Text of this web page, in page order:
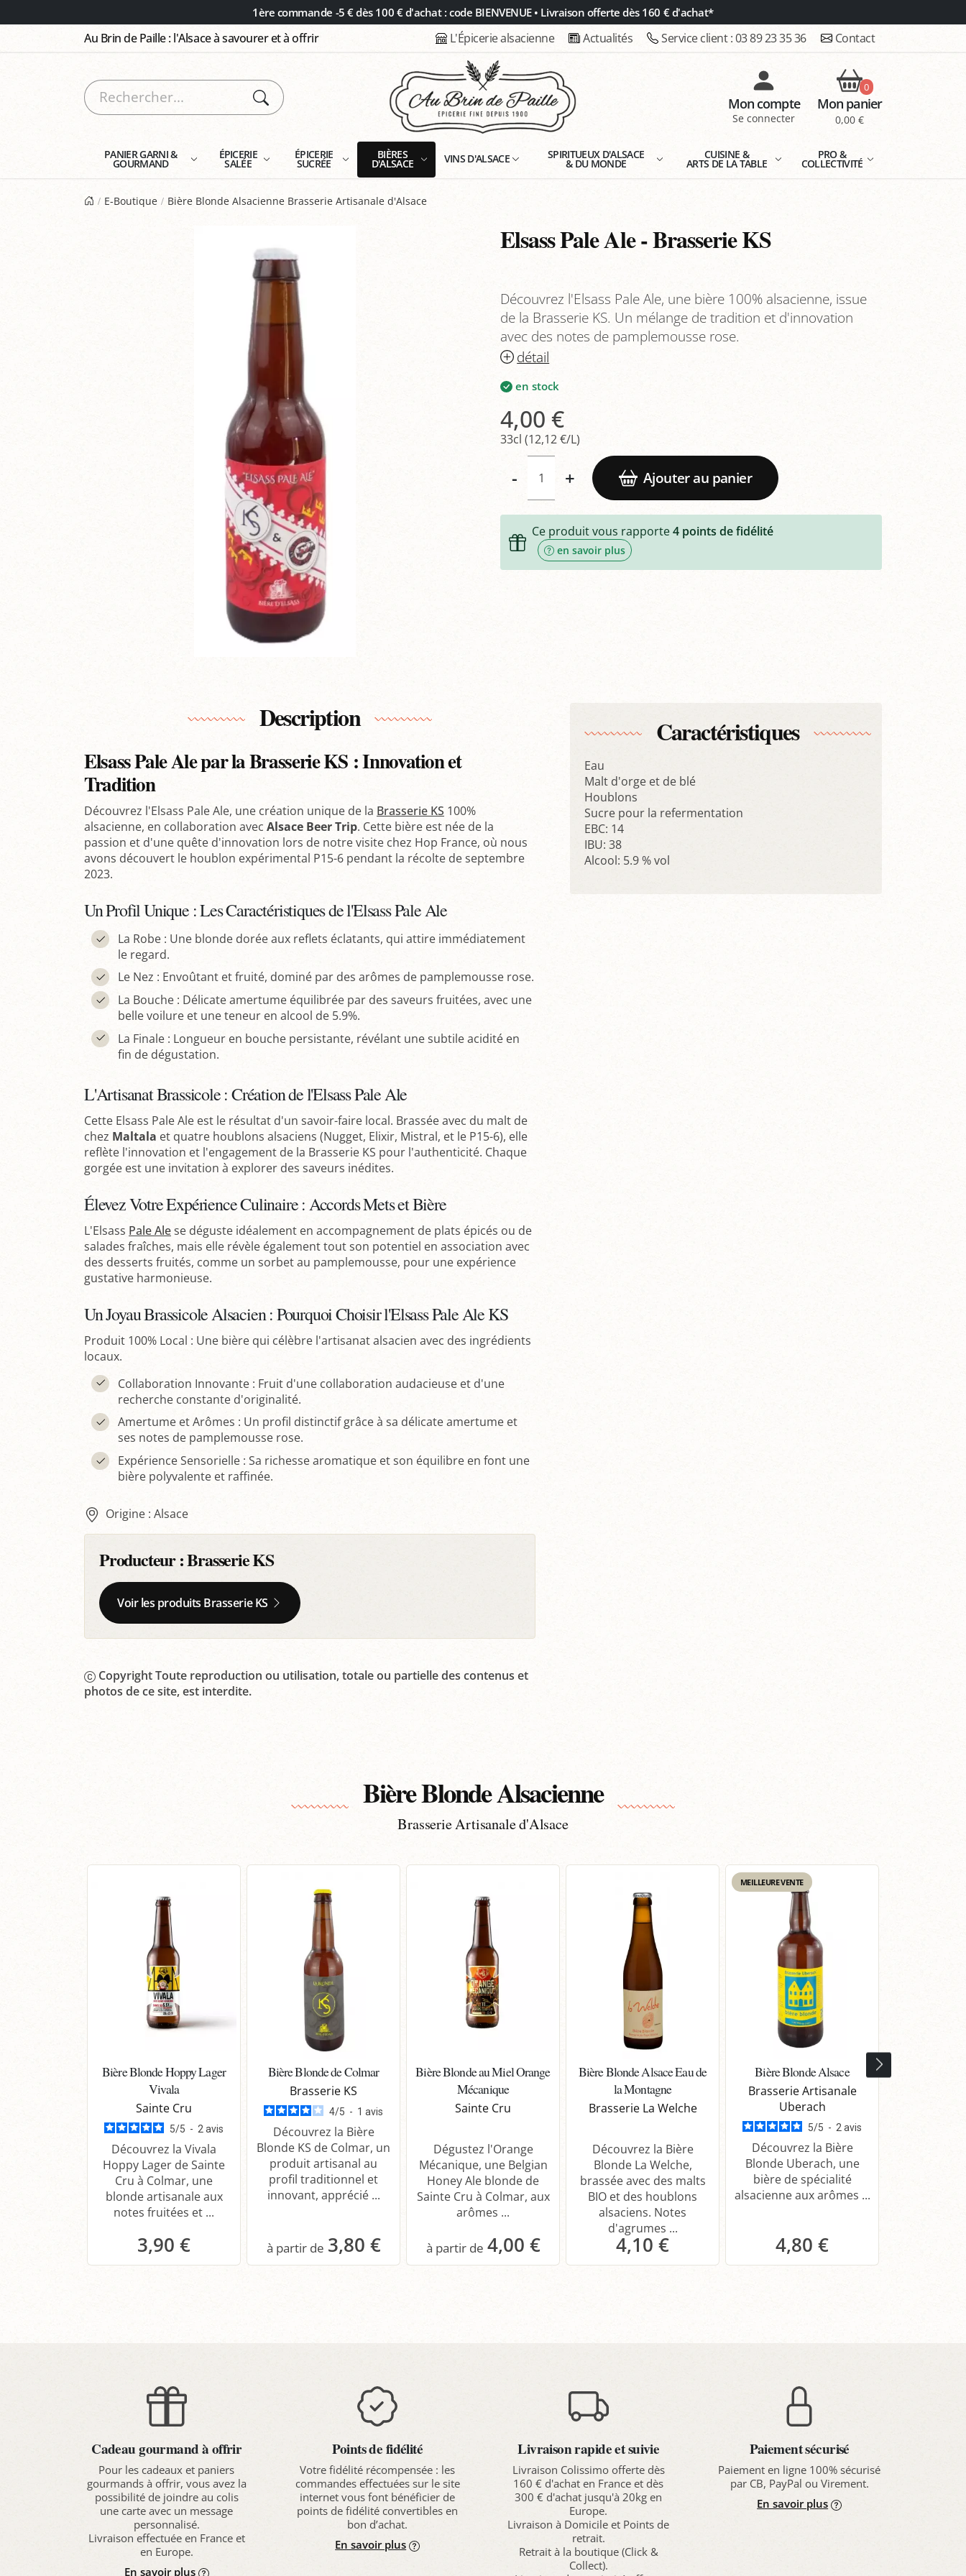
1ère commande -5 € dès 100 € d'achat : code BIENVENUE • Livraison offerte dès 160 € d'achat*
Au Brin de Paille : l'Alsace à savourer et à offrir L'Épicerie alsacienne Actualités Service client :03 89 23 35 36 Contact
Mon compte
Se connecter
0
Mon panier
0,00 €
PANIER GARNI &
GOURMAND
ÉPICERIE
SALÉE
ÉPICERIE
SUCRÉE
BIÈRES
D'ALSACE VINS D'ALSACE SPIRITUEUX D'ALSACE
& DU MONDE
CUISINE &
ARTS DE LA TABLE
PRO &
COLLECTIVITÉ
E-Boutique Bière Blonde Alsacienne Brasserie Artisanale d'Alsace
Elsass Pale Ale - Brasserie KS
Découvrez l'Elsass Pale Ale, une bière 100% alsacienne, issue
de la Brasserie KS. Un mélange de tradition et d'innovation
avec des notes de pamplemousse rose.
détail
en stock
4,00 €
33cl (12,12 €/L)
- + Ajouter au panier
Ce produit vous rapporte4points de fidélité
en savoir plus
Description
Elsass Pale Ale par la Brasserie KS : Innovation et
Tradition
Découvrez l'Elsass Pale Ale, une création unique de la Brasserie KS 100%
alsacienne, en collaboration avec Alsace Beer Trip. Cette bière est née de la
passion et d'une quête d'innovation lors de notre visite chez Hop France, où nous
avons découvert le houblon expérimental P15-6 pendant la récolte de septembre
2023.
Un Profil Unique : Les Caractéristiques de l'Elsass Pale Ale
La Robe : Une blonde dorée aux reflets éclatants, qui attire immédiatement
le regard.
Le Nez : Envoûtant et fruité, dominé par des arômes de pamplemousse rose.
La Bouche : Délicate amertume équilibrée par des saveurs fruitées, avec une
belle voilure et une teneur en alcool de 5.9%.
La Finale : Longueur en bouche persistante, révélant une subtile acidité en
fin de dégustation.
L'Artisanat Brassicole : Création de l'Elsass Pale Ale
Cette Elsass Pale Ale est le résultat d'un savoir-faire local. Brassée avec du malt de
chez Maltala et quatre houblons alsaciens (Nugget, Elixir, Mistral, et le P15-6), elle
reflète l'innovation et l'engagement de la Brasserie KS pour l'authenticité. Chaque
gorgée est une invitation à explorer des saveurs inédites.
Élevez Votre Expérience Culinaire : Accords Mets et Bière
L'Elsass Pale Alese déguste idéalement en accompagnement de plats épicés ou de
salades fraîches, mais elle révèle également tout son potentiel en association avec
des desserts fruités, comme un sorbet au pamplemousse, pour une expérience
gustative harmonieuse.
Un Joyau Brassicole Alsacien : Pourquoi Choisir l'Elsass Pale Ale KS
Produit 100% Local : Une bière qui célèbre l'artisanat alsacien avec des ingrédients
locaux.
Collaboration Innovante : Fruit d'une collaboration audacieuse et d'une
recherche constante d'originalité.
Amertume et Arômes : Un profil distinctif grâce à sa délicate amertume et
ses notes de pamplemousse rose.
Expérience Sensorielle : Sa richesse aromatique et son équilibre en font une
bière polyvalente et raffinée.
Origine : Alsace
Producteur :Brasserie KS
Voir les produits Brasserie KS
Copyright Toute reproduction ou utilisation, totale ou partielle des contenus et
photos de ce site, est interdite.
Caractéristiques
Eau
Malt d'orge et de blé
Houblons
Sucre pour la refermentation
EBC: 14
IBU: 38
Alcool: 5.9 % vol
Bière Blonde Alsacienne
Brasserie Artisanale d'Alsace
Bière Blonde Hoppy Lager
Vivala
Sainte Cru
5/5 - 2avis
Découvrez la Vivala
Hoppy Lager de Sainte
Cru à Colmar, une
blonde artisanale aux
notes fruitées et ...
3,90 €
Bière Blonde de Colmar
Brasserie KS
4/5 - 1 avis
Découvrez la Bière
Blonde KS de Colmar, un
produit artisanal au
profil traditionnel et
innovant, apprécié ...
3,80 €
Bière Blonde au Miel Orange
Mécanique
Sainte Cru
Dégustez l'Orange
Mécanique, une Belgian
Honey Ale blonde de
Sainte Cru à Colmar, aux
arômes ...
4,00 €
Bière Blonde Alsace Eau de
la Montagne
Brasserie La Welche
Découvrez la Bière
Blonde La Welche,
brassée avec des malts
BIO et des houblons
alsaciens. Notes
d'agrumes ...
4,10 €
MEILLEURE VENTE
Bière Blonde Alsace
Brasserie Artisanale
Uberach
5/5 - 2avis
Découvrez la Bière
Blonde Uberach, une
bière de spécialité
alsacienne aux arômes ...
4,80 €
Cadeau gourmand à offrir
Pour les cadeaux et paniers
gourmands à offrir, vous avez la
possibilité de joindre au colis
une carte avec un message
personnalisé.
Livraison effectuée en France et
en Europe.
En savoir plus
Points de fidélité
Votre fidélité récompensée : les
commandes effectuées sur le site
internet vous font bénéficier de
points de fidélité convertibles en
bon d’achat.
En savoir plus
Livraison rapide et suivie
Livraison Colissimo offerte dès
160 € d'achat en France et dès
300 € d'achat jusqu'à 20kg en
Europe.
Livraison à Domicile et Points de
retrait.
Retrait à la boutique (Click &
Collect).
Paiement sécurisé
Paiement en ligne 100% sécurisé
par CB, PayPal ou Virement.
En savoir plus